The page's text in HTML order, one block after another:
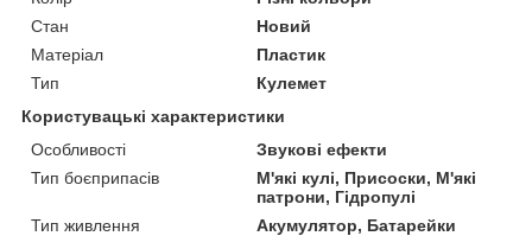
Стан
Новий
Матеріал
Пластик
Тип
Кулемет
Користувацькі характеристики
Особливості
Звукові ефекти
Тип боєприпасів
М'які кулі, Присоски, М'які
патрони, Гідропулі
Тип живлення
Акумулятор, Батарейки